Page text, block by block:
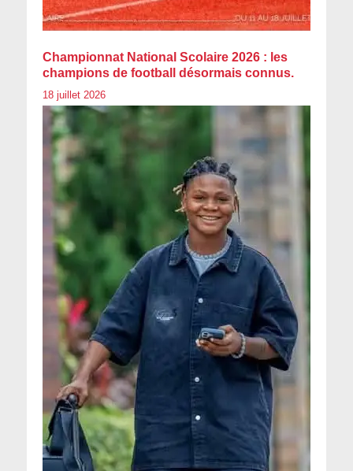
Championnat National Scolaire 2026 : les
champions de football désormais connus.
18 juillet 2026